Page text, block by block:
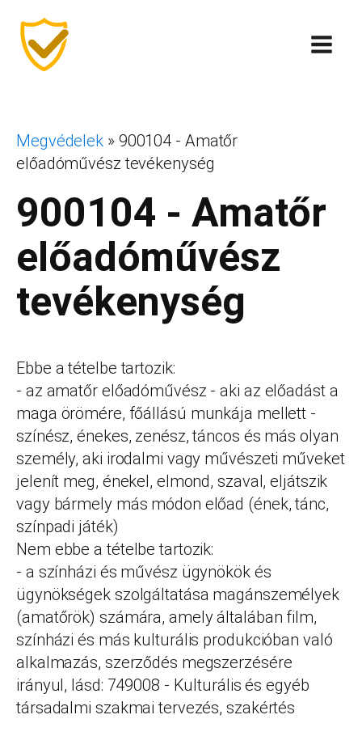
Megvédelek » 900104 - Amatőr
előadóművész tevékenység
900104 - Amatőr
előadóművész
tevékenység
Ebbe a tételbe tartozik:
- az amatőr előadóművész - aki az előadást a
maga örömére, főállású munkája mellett -
színész, énekes, zenész, táncos és más olyan
személy, aki irodalmi vagy művészeti műveket
jelenít meg, énekel, elmond, szaval, eljátszik
vagy bármely más módon előad (ének, tánc,
színpadi játék)
Nem ebbe a tételbe tartozik:
- a színházi és művész ügynökök és
ügynökségek szolgáltatása magánszemélyek
(amatőrök) számára, amely általában film,
színházi és más kulturális produkcióban való
alkalmazás, szerződés megszerzésére
irányul, lásd: 749008 - Kulturális és egyéb
társadalmi szakmai tervezés, szakértés